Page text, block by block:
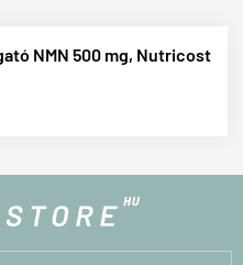
NMN 500 mg, Nutricost